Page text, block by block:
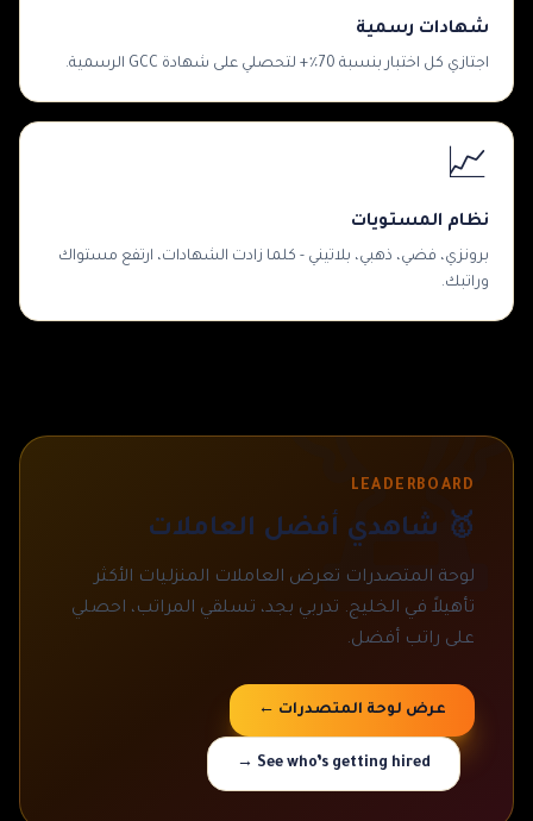
شهادات رسمية
اجتازي كل اختبار بنسبة 70٪+ لتحصلي على شهادة GCC الرسمية.
📈
نظام المستويات
برونزي، فضي، ذهبي، بلاتيني - كلما زادت الشهادات، ارتفع مستواك
وراتبك.
LEADERBOARD
🥇 شاهدي أفضل العاملات
لوحة المتصدرات تعرض العاملات المنزليات الأكثر
تأهيلاً في الخليج. تدربي بجد، تسلقي المراتب، احصلي
على راتب أفضل.
عرض لوحة المتصدرات ←
See who’s getting hired →